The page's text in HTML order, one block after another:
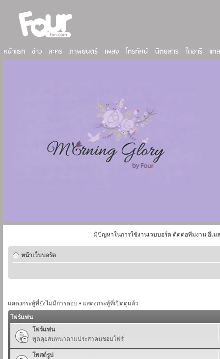
มีปัญหาในการใช้งานเวบบอร์ด ติดต่อทีมงาน อีเม
หน้าเว็บบอร์ด
แสดงกระทู้ที่ยังไม่มีการตอบ • แสดงกระทู้ที่เปิดดูแล้ว
โฟร์แฟน
โฟร์แฟน
พูดคุยสนทนาตามประสาคนชอบโฟร์
โพสต์รูป